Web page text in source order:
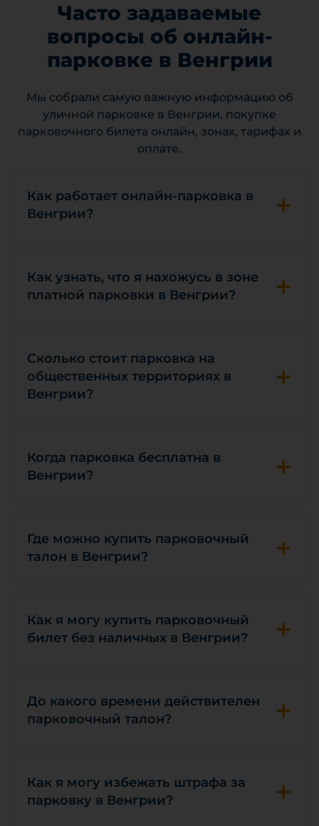
Часто задаваемые
вопросы об онлайн-
парковке в Венгрии
Мы собрали самую важную информацию об
уличной парковке в Венгрии, покупке
парковочного билета онлайн, зонах, тарифах и
оплате.
Как работает онлайн-парковка в
Венгрии?
+
Как узнать, что я нахожусь в зоне
платной парковки в Венгрии?
+
Сколько стоит парковка на
общественных территориях в
Венгрии?
+
Когда парковка бесплатна в
Венгрии?
+
Где можно купить парковочный
талон в Венгрии?
+
Как я могу купить парковочный
билет без наличных в Венгрии?
+
До какого времени действителен
парковочный талон?
+
Как я могу избежать штрафа за
парковку в Венгрии?
+